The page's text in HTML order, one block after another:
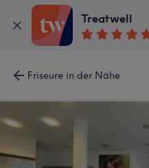
Treatwell
Friseure in der Nähe